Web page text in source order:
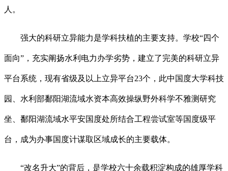
人。
强大的科研立异能力是学科扶植的主要支持。学校“四个
面向”，充实阐扬水利电力办学劣势，建立了完美的科研立异
平台系统，现有省级及以上立异平台23个，此中国度大学科技
园、水利部鄱阳湖流域水资本高效操纵野外科学不雅测研究
坐、鄱阳湖流域水平安国度处所结合工程尝试室等国度级平
台，成为办事国度计谋取区域成长的主要载体。
“改名升大”的背后，是学校六十余载积淀构成的雄厚学科